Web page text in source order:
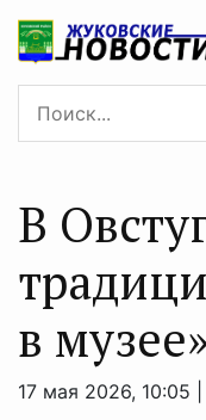
В
в
17 мая 2026, 10:05 |